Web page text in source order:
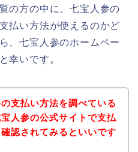
の方の中に、七宝人参の
払い方法が使えるのかど
、七宝人参のホームペー
幸いです。
支払い方法を調べている
人参の公式サイトで支払
認されてみるといいです